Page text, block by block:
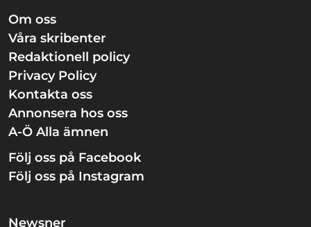
Om oss
Våra skribenter
Redaktionell policy
Privacy Policy
Kontakta oss
Annonsera hos oss
A-Ö Alla ämnen
Följ oss på Facebook
Följ oss på Instagram
Newsner